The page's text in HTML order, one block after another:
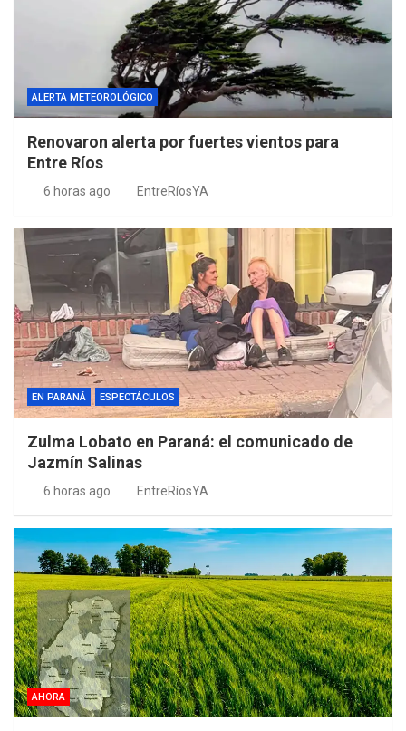
ALERTA METEOROLÓGICO
Renovaron alerta por fuertes vientos para
Entre Ríos
6 horas ago EntreRíosYA
EN PARANÁ ESPECTÁCULOS
Zulma Lobato en Paraná: el comunicado de
Jazmín Salinas
6 horas ago EntreRíosYA
AHORA